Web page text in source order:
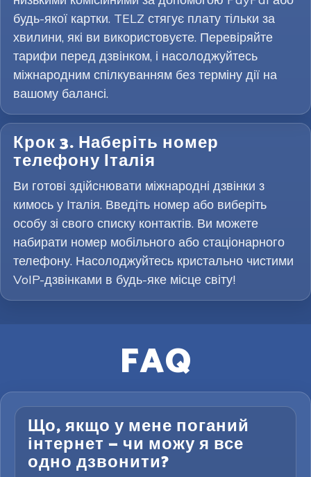
будь-якої картки. TELZ стягує плату тільки за
хвилини, які ви використовуєте. Перевіряйте
тарифи перед дзвінком, і насолоджуйтесь
міжнародним спілкуванням без терміну дії на
вашому балансі.
Крок 3. Наберіть номер
телефону Італія
Ви готові здійснювати міжнародні дзвінки з
кимось у Італія. Введіть номер або виберіть
особу зі свого списку контактів. Ви можете
набирати номер мобільного або стаціонарного
телефону. Насолоджуйтесь кристально чистими
VoIP-дзвінками в будь-яке місце світу!
FAQ
Що, якщо у мене поганий
інтернет — чи можу я все
одно дзвонити?